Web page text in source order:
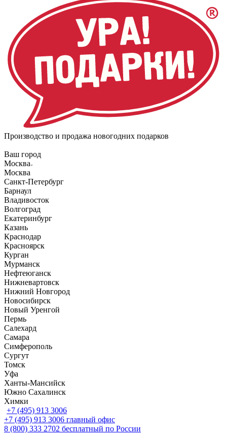
Производство и продажа новогодних подарков
Ваш город
Москва
Москва
Санкт-Петербург
Барнаул
Владивосток
Волгоград
Екатеринбург
Казань
Краснодар
Красноярск
Курган
Мурманск
Нефтеюганск
Нижневартовск
Нижний Новгород
Новосибирск
Новый Уренгой
Пермь
Салехард
Самара
Симферополь
Сургут
Томск
Уфа
Ханты-Мансийск
Южно Сахалинск
Химки
+7 (495) 913 3006
+7 (495) 913 3006 главный офис
8 (800) 333 2702 бесплатный по России